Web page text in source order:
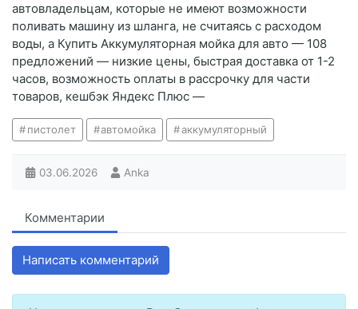
автовладельцам, которые не имеют возможности
поливать машину из шланга, не считаясь с расходом
воды, а Купить Аккумуляторная мойка для авто — 108
предложений — низкие цены, быстрая доставка от 1-2
часов, возможность оплаты в рассрочку для части
товаров, кешбэк Яндекс Плюс —
пистолет автомойка аккумуляторный
03.06.2026 Anka
Комментарии
Написать комментарий